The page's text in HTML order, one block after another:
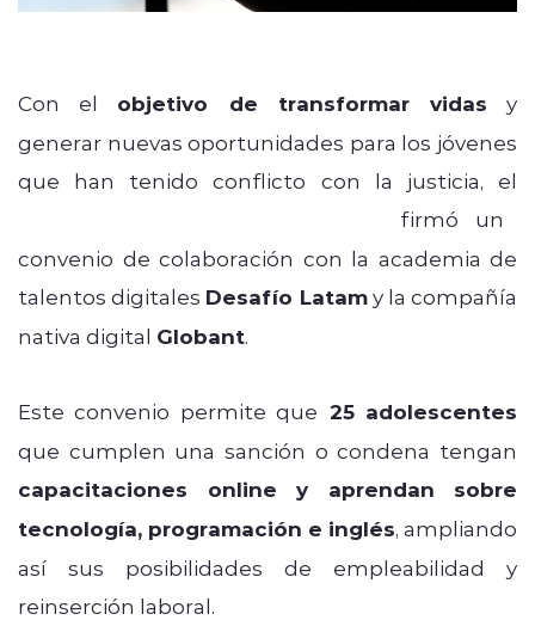
Con el objetivo de transformar vidas y
generar nuevas oportunidades para los jóvenes
que han tenido conflicto con la justicia, el
firmó un
convenio de colaboración con la academia de
talentos digitales Desafío Latamy la compañía
nativa digital Globant.
Este convenio permite que 25 adolescentes
que cumplen una sanción o condena tengan
capacitaciones online y aprendan sobre
tecnología, programación e inglés, ampliando
así sus posibilidades de empleabilidad y
reinserción laboral.